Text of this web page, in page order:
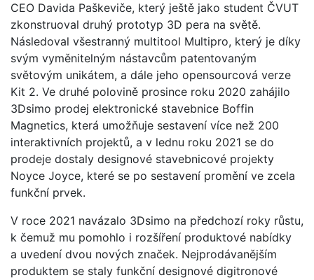
CEO Davida Paškeviče, který ještě jako student ČVUT
zkonstruoval druhý prototyp 3D pera na světě.
Následoval všestranný multitool Multipro, který je díky
svým vyměnitelným nástavcům patentovaným
světovým unikátem, a dále jeho opensourcová verze
Kit 2. Ve druhé polovině prosince roku 2020 zahájilo
3Dsimo prodej elektronické stavebnice Boffin
Magnetics, která umožňuje sestavení více než 200
interaktivních projektů, a v lednu roku 2021 se do
prodeje dostaly designové stavebnicové projekty
Noyce Joyce, které se po sestavení promění ve zcela
funkční prvek.
V roce 2021 navázalo 3Dsimo na předchozí roky růstu,
k čemuž mu pomohlo i rozšíření produktové nabídky
a uvedení dvou nových značek. Nejprodávanějším
produktem se staly funkční designové digitronové